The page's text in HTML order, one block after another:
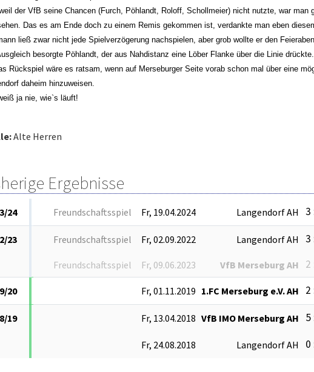
der VfB seine Chancen (Furch, Pöhlandt, Roloff, Schollmeier) nicht nutzte, war man
Das es am Ende doch zu einem Remis gekommen ist, verdankte man eben
ließ zwar nicht jede Spielverzögerung nachspielen, aber grob wollte er den
besorgte Pöhlandt, der aus Nahdistanz eine Löber Flanke über die Linie drückte.
Rückspiel wäre es ratsam, wenn auf Merseburger Seite vorab schon mal über eine
daheim hinzuweisen.
ja nie, wie`s läuft!
Alte Herren
Ergebnisse
24 Freundschaftsspiel Fr, 19.04.2024 Langendorf AH 3
23 Freundschaftsspiel Fr, 02.09.2022 Langendorf AH 3
Freundschaftsspiel Fr, 09.06.2023 VfB Merseburg AH 2
20 Fr, 01.11.2019 1.FC Merseburg e.V. AH 2
19 Fr, 13.04.2018 VfB IMO Merseburg AH 5
Fr, 24.08.2018 Langendorf AH 0